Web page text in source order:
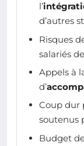
l’
d’autres
Risques
salariés
Appels à
d’
Coup dur
soutenus
Budget